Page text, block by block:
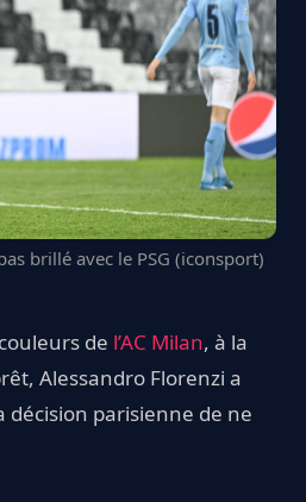
brillé avec le PSG (iconsport)
de l’AC Milan, à la
Alessandro Florenzi a
parisienne de ne